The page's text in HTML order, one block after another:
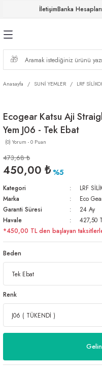
İletişimBanka Geri
Geri
Geri
MİSİNALAR
Geri
FIRDÖNDÜLER
Geri
Geri
Geri
Geri
Anasayfa SUNİ YEMLER LRF
Ecogear Katsu Aji
Yem J06 - Tek Ebat
(0) Yorum - 0 Puan
473,68 ₺
450,00 ₺ %5
Kategori
LRF
Marka
Eco
Garanti Süresi
24 Ay
Havale
427,50
*450,00 TL den başlayan
Beden
Renk